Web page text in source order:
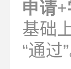
申请+
基础
“通过